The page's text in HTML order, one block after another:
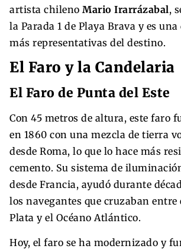
artista chileno Mario Irarrázabal,
la Parada 1 de Playa Brava y es
más representativas del destino.
El Faro y la Candelaria
El Faro de Punta del Este
Con 45 metros de altura, este faro
en 1860 con una mezcla de tierra
desde Roma, lo que lo hace más
cemento. Su sistema de
desde Francia, ayudó durante
los navegantes que cruzaban entre
Plata y el Océano Atlántico.
Hoy, el faro se ha modernizado y